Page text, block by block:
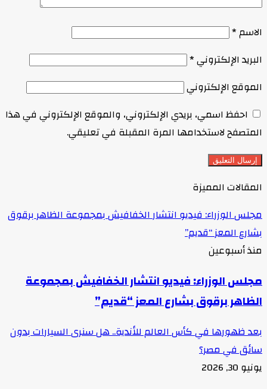
الاسم*
البريد الإلكتروني*
الموقع الإلكتروني
احفظ اسمي، بريدي الإلكتروني، والموقع الإلكتروني في هذا
المتصفح لاستخدامها المرة المقبلة في تعليقي.
المقالات المميزة
مجلس الوزراء: فيديو انتشار الخفافيش بمجموعة الظاهر برقوق
بشارع المعز “قديم”
منذ أسبوعين
مجلس الوزراء: فيديو انتشار الخفافيش بمجموعة
الظاهر برقوق بشارع المعز “قديم”
بعد ظهورها في كأس العالم للأندية.. هل سنرى السيارات بدون
سائق في مصر؟
يونيو 30, 2026